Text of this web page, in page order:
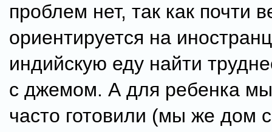
проблем нет, так как почти
ориентируется на
индийскую еду найти
с джемом. А для ребенка
часто готовили (мы же дом